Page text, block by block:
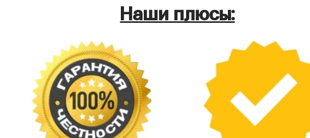
Наши плюсы: